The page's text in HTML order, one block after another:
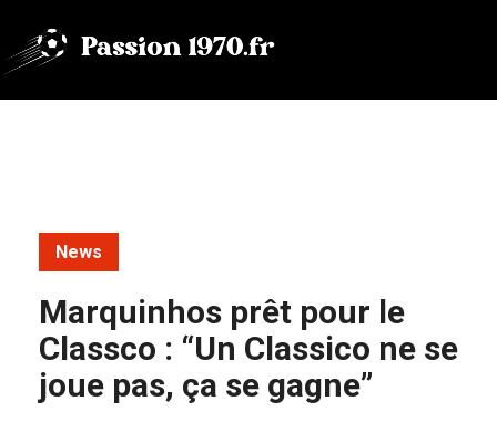
contenu
News
Marquinhos prêt pour le
Classco : “Un Classico ne se
joue pas, ça se gagne”